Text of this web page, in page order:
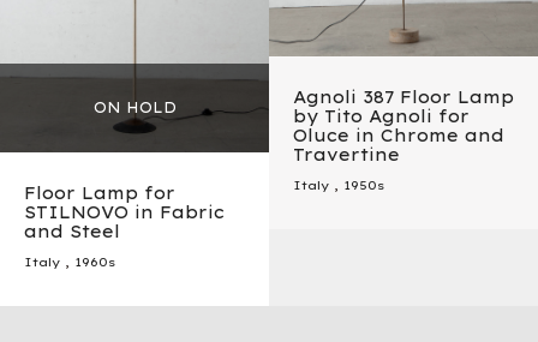
Agnoli 387 Floor Lamp
by Tito Agnoli for
Oluce in Chrome and
Travertine
Italy , 1950s
Floor Lamp for
STILNOVO in Fabric
and Steel
Italy , 1960s